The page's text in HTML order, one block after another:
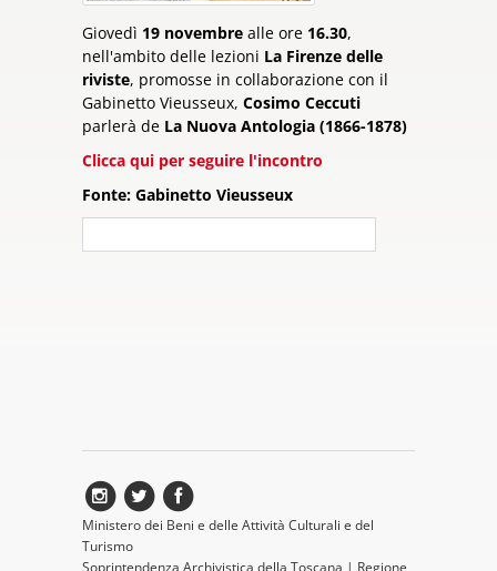
Giovedì 19 novembre alle ore 16.30,
nell'ambito delle lezioni La Firenze delle
riviste, promosse in collaborazione con il
Gabinetto Vieusseux, Cosimo Ceccuti
parlerà de La Nuova Antologia (1866-1878)
Clicca qui per seguire l'incontro
Fonte: Gabinetto Vieusseux
Ministero dei Beni e delle Attività Culturali e del
Turismo
Soprintendenza Archivistica della Toscana | Regione